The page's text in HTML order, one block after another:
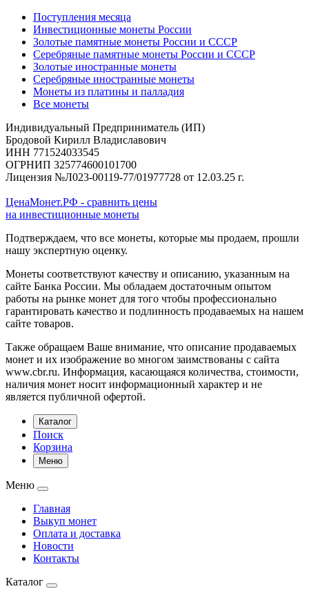
Поступления месяца
Инвестиционные монеты России
Золотые памятные монеты России и СССР
Серебряные памятные монеты России и СССР
Золотые иностранные монеты
Серебряные иностранные монеты
Монеты из платины и палладия
Все монеты
Индивидуальный Предприниматель (ИП)
Бродовой Кирилл Владиславович
ИНН 771524033545
ОГРНИП 325774600101700
Лицензия №Л023-00119-77/01977728 от 12.03.25 г.
ЦенаМонет.РФ - сравнить цены
на инвестиционные монеты
Подтверждаем, что все монеты, которые мы продаем, прошли
нашу экспертную оценку.
Монеты соответствуют качеству и описанию, указанным на
сайте Банка России. Мы обладаем достаточным опытом
работы на рынке монет для того чтобы профессионально
гарантировать качество и подлинность продаваемых на нашем
сайте товаров.
Также обращаем Ваше внимание, что описание продаваемых
монет и их изображение во многом заимствованы с сайта
www.cbr.ru. Информация, касающаяся количества, стоимости,
наличия монет носит информационный характер и не
является публичной офертой.
Каталог
Поиск
Корзина
Меню
Меню
Главная
Выкуп монет
Оплата и доставка
Новости
Контакты
Каталог